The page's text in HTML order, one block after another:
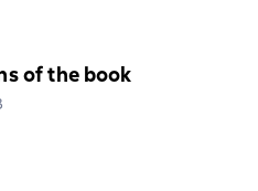
of the book